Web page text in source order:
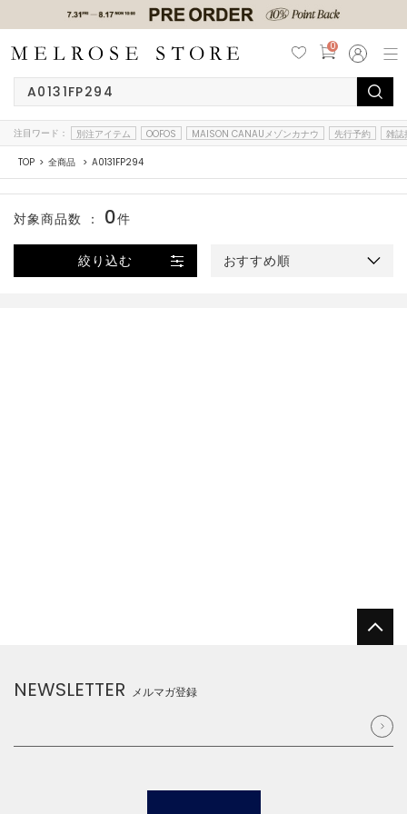
0
注目ワード： 別注アイテム OOFOS MAISON CANAUメゾンカナウ 先行予約 雑誌
TOP 全商品 A0131FP294
絞り込む おすすめ順
対象商品数 ： 0件
NEWSLETTER メルマガ登録